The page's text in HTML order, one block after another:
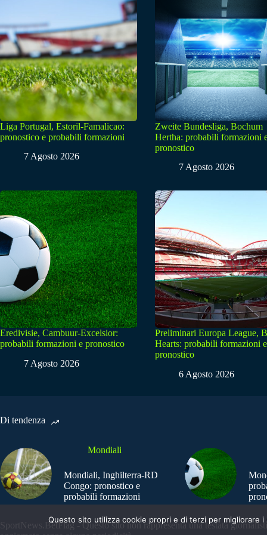
Liga Portugal, Estoril-Famalicao:
pronostico e probabili formazioni
7 Agosto 2026
Zweite Bundesliga, Bochum
Hertha: probabili formazioni
pronostico
7 Agosto 2026
Eredivisie, Cambuur-Excelsior:
probabili formazioni e pronostico
7 Agosto 2026
Preliminari Europa League,
Hearts: probabili formazioni e
pronostico
6 Agosto 2026
Di tendenza
Mondiali
Mondiali, Inghilterra-RD
Congo: pronostico e
probabili formazioni
SportNews.BetFlag - Questo sito non rappresenta una testata
Questo sito utilizza cookie propri e di terzi per migliorare